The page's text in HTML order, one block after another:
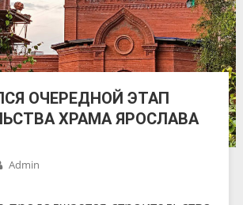
ОЧЕРЕДНОЙ ЭТАП
ХРАМА ЯРОСЛАВА
Admin